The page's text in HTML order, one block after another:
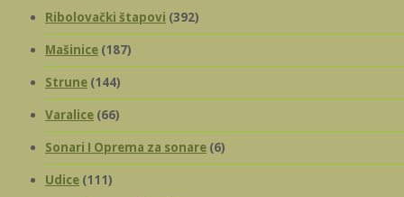
Ribolovački štapovi (392)
Mašinice (187)
Strune (144)
Varalice (66)
Sonari I Oprema za sonare (6)
Udice (111)